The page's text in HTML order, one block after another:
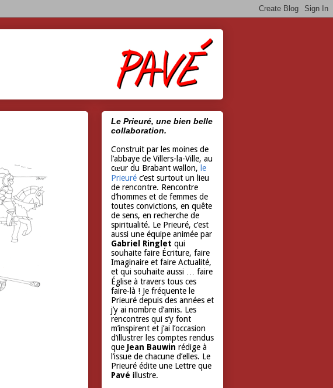
Le Prieuré, une bien belle
collaboration.
Construit par les moines de
l’abbaye de Villers-la-Ville, au
cœur du Brabant wallon, le
Prieuré c’est surtout un lieu
de rencontre. Rencontre
d’hommes et de femmes de
toutes convictions, en quête
de sens, en recherche de
spiritualité. Le Prieuré, c’est
aussi une équipe animée par
Gabriel Ringlet qui
souhaite faire Écriture, faire
Imaginaire et faire Actualité,
et qui souhaite aussi … faire
Église à travers tous ces
faire-là ! Je fréquente le
Prieuré depuis des années et
j’y ai nombre d’amis. Les
rencontres qui s’y font
m’inspirent et j’ai l’occasion
d’illustrer les comptes rendus
que Jean Bauwin rédige à
l’issue de chacune d’elles. Le
Prieuré édite une Lettre que
Pavé illustre.